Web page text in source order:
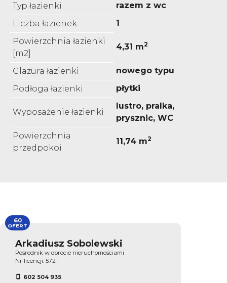
Typ łazienki
razem z wc
Liczba łazienek
1
Powierzchnia łazienki
[m2]
4,31 m2
Glazura łazienki
nowego typu
Podłoga łazienki
płytki
Wyposażenie łazienki
lustro, pralka,
prysznic, WC
Powierzchnia
przedpokoi
11,74 m2
Arkadiusz Sobolewski
Pośrednik w obrocie nieruchomościami
Nr licencji: 5721
602 504 935
60
OFERT